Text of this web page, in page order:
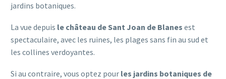
jardins botaniques.
La vue depuis le château de Sant Joan de Blanes est
spectaculaire, avec les ruines, les plages sans fin au sud et
les collines verdoyantes.
Si au contraire, vous optez pour les jardins botaniques de